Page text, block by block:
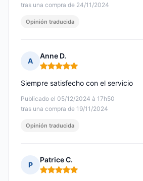
tras una compra de 24/11/2024
Opinión traducida
A
Anne D.
Nota: 5 de 5
Publicado el 05/12/2024 à 17h50
tras una compra de 19/11/2024
Siempre satisfecho con el servicio
Opinión traducida
P
Patrice C.
Nota: 5 de 5